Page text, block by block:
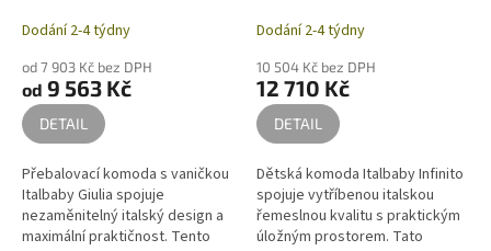
Dodání 2-4 týdny
od 7 903 Kč bez DPH
od 9 563 Kč
DETAIL
Přebalovací komoda s vaničkou
Italbaby Giulia spojuje
nezaměnitelný italský design a
maximální praktičnost. Tento
Dodání 2-4 týdny
10 504 Kč bez DPH
12 710 Kč
DETAIL
Dětská komoda Italbaby Infinito
spojuje vytříbenou italskou
řemeslnou kvalitu s praktickým
úložným prostorem. Tato